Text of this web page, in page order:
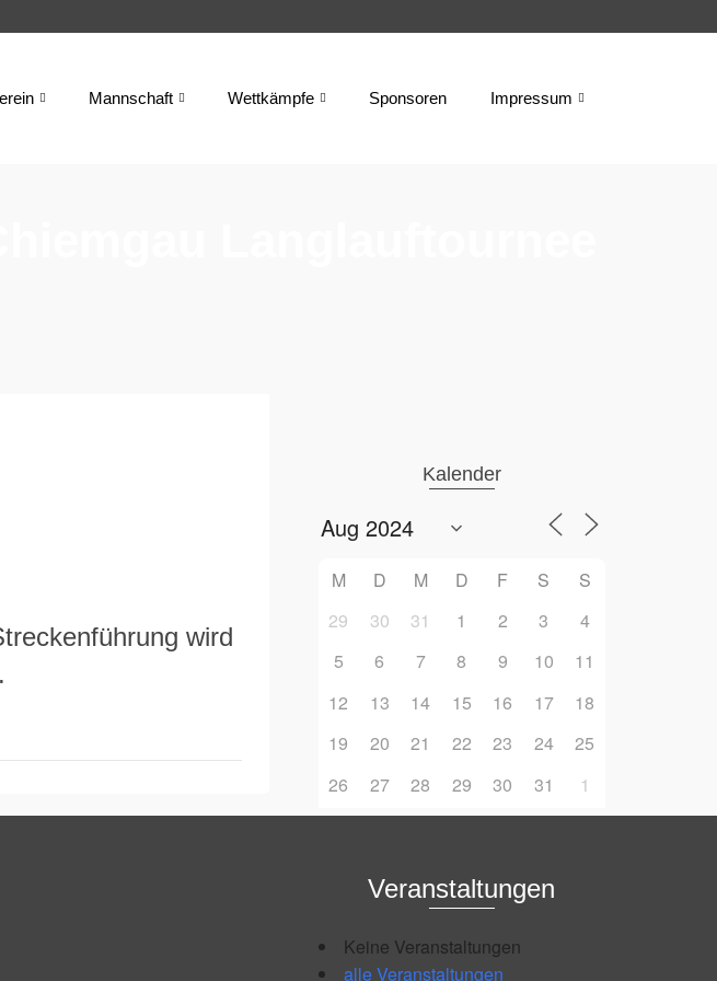
Mannschaft Wettkämpfe Sponsoren Impressum
wird
Kalender
M D M D F S
S
29
30 31 1 2 3
4
5
6 7 8 9 10
11
12
13 14 15 16 17
18
19
20 21 22 23 24
25
26
27 28 29 30 31 1
Veranstaltungen
Keine Veranstaltungen
alle Veranstaltungen